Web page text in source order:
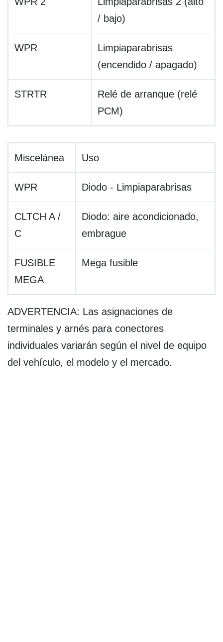
/ bajo)
WPR
Limpiaparabrisas
(encendido / apagado)
STRTR
Relé de arranque (relé
PCM)
Miscelánea Uso
WPR Diodo - Limpiaparabrisas
CLTCH A /
C
Diodo: aire acondicionado,
embrague
FUSIBLE
MEGA
Mega fusible
ADVERTENCIA: Las asignaciones de
terminales y arnés para conectores
individuales variarán según el nivel de equipo
del vehículo, el modelo y el mercado.